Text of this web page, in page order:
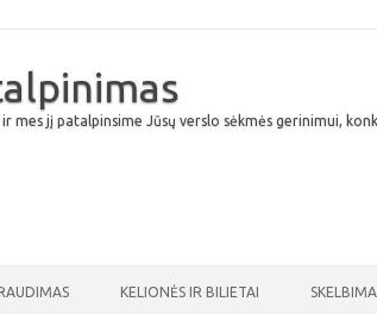
mes jį patalpinsime Jūsų verslo sėkmės gerinimui,
KELIONĖS IR BILIETAI